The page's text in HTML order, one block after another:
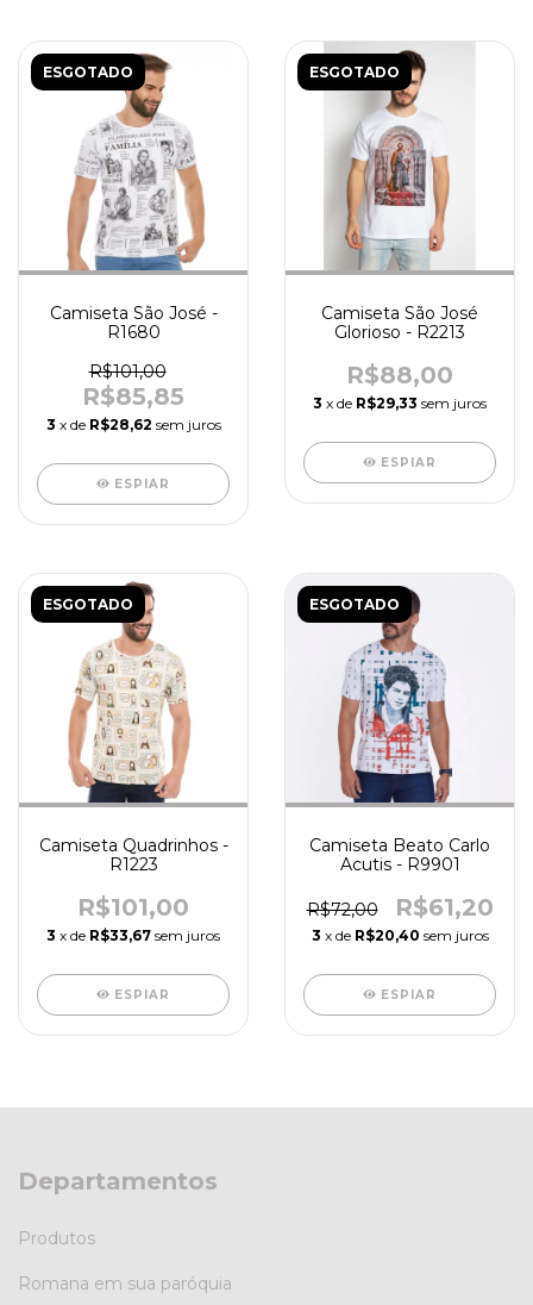
ESGOTADO
Camiseta São José -
R1680
R$101,00
R$85,85
3 x de R$28,62 sem juros
ESPIAR
ESGOTADO
Camiseta São José
Glorioso - R2213
R$88,00
3 x de R$29,33 sem juros
ESPIAR
ESGOTADO
Camiseta Quadrinhos -
R1223
R$101,00
3 x de R$33,67 sem juros
ESPIAR
ESGOTADO
Camiseta Beato Carlo
Acutis - R9901
R$72,00 R$61,20
3 x de R$20,40 sem juros
ESPIAR
Departamentos
Produtos
Romana em sua paróquia